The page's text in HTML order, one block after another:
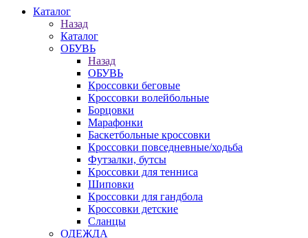
Каталог
Назад
Каталог
ОБУВЬ
Назад
ОБУВЬ
Кроссовки беговые
Кроссовки волейбольные
Борцовки
Марафонки
Баскетбольные кроссовки
Кроссовки повседневные/ходьба
Футзалки, бутсы
Кроссовки для тенниса
Шиповки
Кроссовки для гандбола
Кроссовки детские
Сланцы
ОДЕЖДА